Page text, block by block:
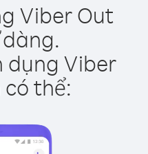
Viber Out
dụng Viber
thể: